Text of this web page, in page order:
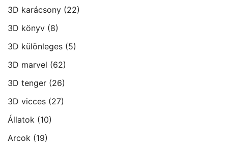
3D karácsony (22)
3D könyv (8)
3D különleges (5)
3D marvel (62)
3D tenger (26)
3D vicces (27)
Állatok (10)
Arcok (19)